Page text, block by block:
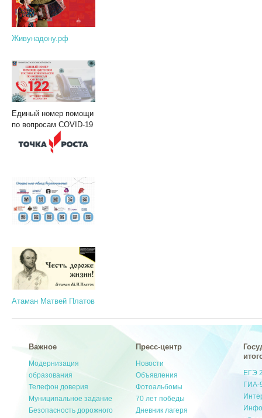
Живунадону.рф
Единый номер помощи
по вопросам COVID-19
Атаман Матвей Платов
Важное
Модернизация
образования
Телефон доверия
Муниципальное задание
Безопасность дорожного
Пресс-центр
Новости
Объявления
Фотоальбомы
70 лет победы
Дневник лагеря
ЕГЭ
ГИА-